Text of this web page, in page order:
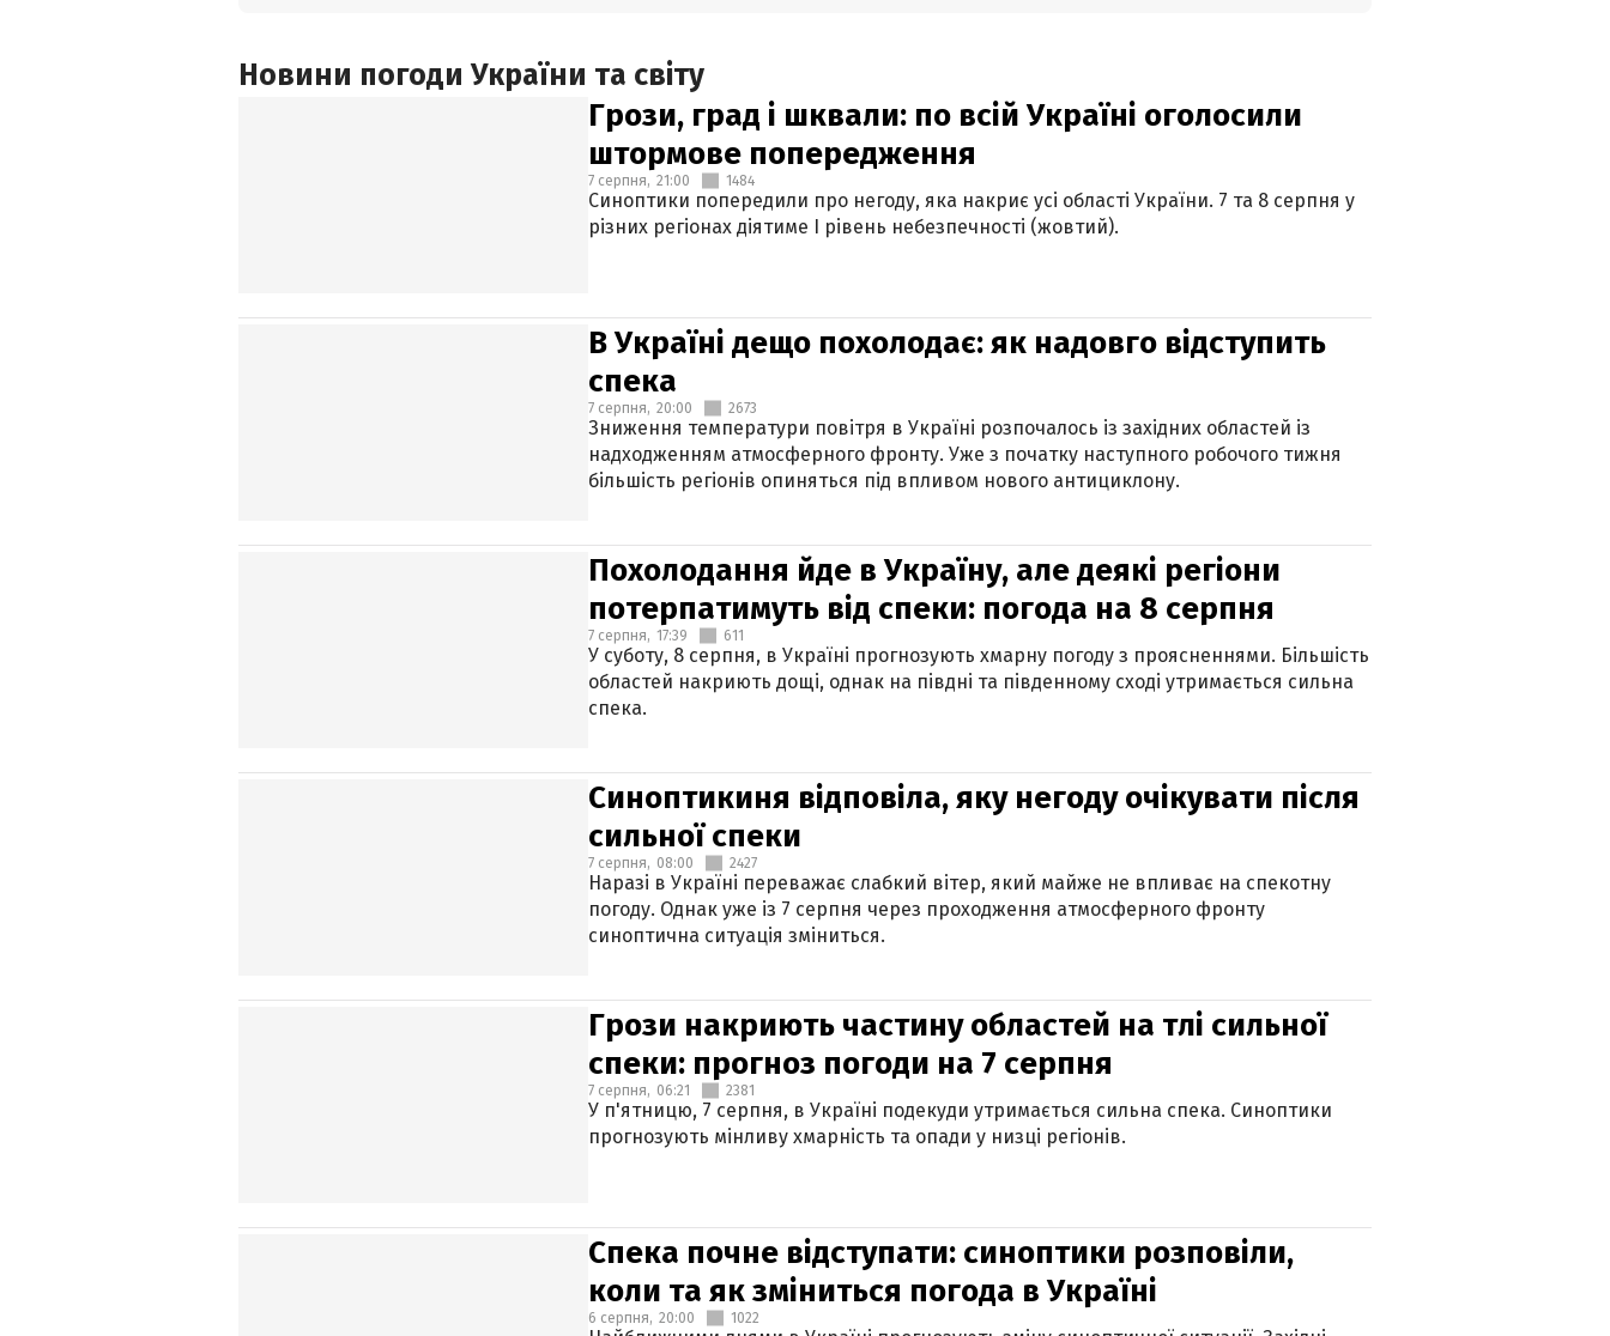
Новини погоди України та світу
Грози, град і шквали: по всій Україні оголосили
штормове попередження
7 серпня, 21:00 1484
Синоптики попередили про негоду, яка накриє усі області України. 7 та 8 серпня у
різних регіонах діятиме І рівень небезпечності (жовтий).
В Україні дещо похолодає: як надовго відступить
спека
7 серпня, 20:00 2673
Зниження температури повітря в Україні розпочалось із західних областей із
надходженням атмосферного фронту. Уже з початку наступного робочого тижня
більшість регіонів опиняться під впливом нового антициклону.
Похолодання йде в Україну, але деякі регіони
потерпатимуть від спеки: погода на 8 серпня
7 серпня, 17:39 611
У суботу, 8 серпня, в Україні прогнозують хмарну погоду з проясненнями. Більшість
областей накриють дощі, однак на півдні та південному сході утримається сильна
спека.
Синоптикиня відповіла, яку негоду очікувати після
сильної спеки
7 серпня, 08:00 2427
Наразі в Україні переважає слабкий вітер, який майже не впливає на спекотну
погоду. Однак уже із 7 серпня через проходження атмосферного фронту
синоптична ситуація зміниться.
Грози накриють частину областей на тлі сильної
спеки: прогноз погоди на 7 серпня
7 серпня, 06:21 2381
У п'ятницю, 7 серпня, в Україні подекуди утримається сильна спека. Синоптики
прогнозують мінливу хмарність та опади у низці регіонів.
Спека почне відступати: синоптики розповіли,
коли та як зміниться погода в Україні
6 серпня, 20:00 1022